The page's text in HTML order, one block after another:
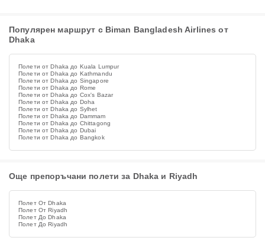
Популярен маршрут с Biman Bangladesh Airlines от
Dhaka
Полети от Dhaka до Kuala Lumpur
Полети от Dhaka до Kathmandu
Полети от Dhaka до Singapore
Полети от Dhaka до Rome
Полети от Dhaka до Cox's Bazar
Полети от Dhaka до Doha
Полети от Dhaka до Sylhet
Полети от Dhaka до Dammam
Полети от Dhaka до Chittagong
Полети от Dhaka до Dubai
Полети от Dhaka до Bangkok
Още препоръчани полети за Dhaka и Riyadh
Полет От Dhaka
Полет От Riyadh
Полет До Dhaka
Полет До Riyadh